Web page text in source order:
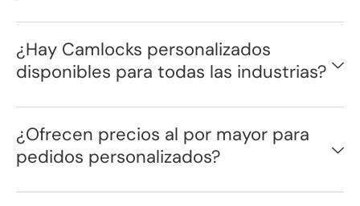
¿Hay Camlocks personalizados
disponibles para todas las industrias?
¿Ofrecen precios al por mayor para
pedidos personalizados?